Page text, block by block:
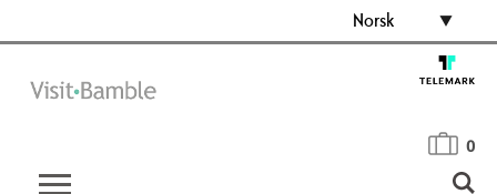
Norsk
0